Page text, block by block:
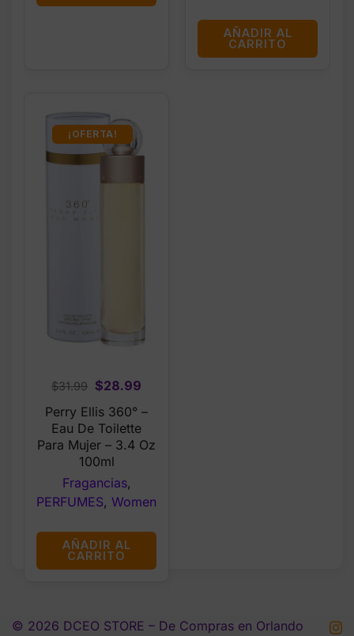
AÑADIR AL
CARRITO
¡OFERTA!
$31.99 Original
price
was:
$31.99.
$28.99
$28.99.
Perry Ellis 360° –
Eau De Toilette
Para Mujer – 3.4 Oz
100ml
Fragancias,
PERFUMES, Women
AÑADIR AL
CARRITO
© 2026 DCEO STORE – De Compras en Orlando